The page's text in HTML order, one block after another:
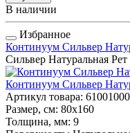
В наличии
Избранное
Континуум Сильвер
Сильвер Натуральная
Континуум Сильвер
Артикул товара:
Размер, см: 80x160
Толщина, мм: 9